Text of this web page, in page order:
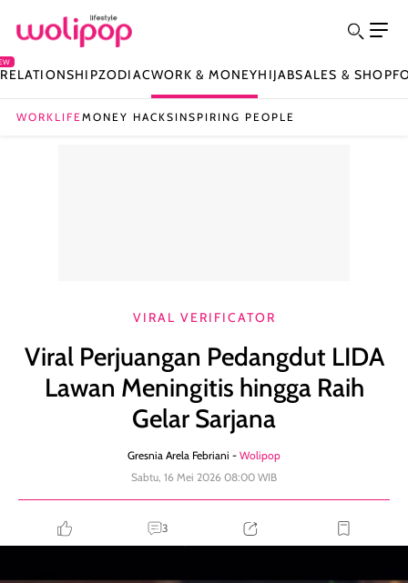
RELATIONSHIPZODIACWORK & MONEYHIJABSALES & SHOP
WORKLIFEMONEY HACKS INSPIRING PEOPLE
VIRAL VERIFICATOR
Viral Perjuangan Pedangdut LIDA
Lawan Meningitis hingga Raih
Gelar Sarjana
Gresnia Arela Febriani - Wolipop
Sabtu, 16 Mei 2026 08:00 WIB
3